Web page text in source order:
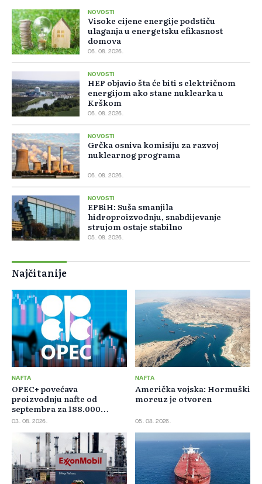
NOVOSTI
Visoke cijene energije podstiču
ulaganja u energetsku efikasnost
domova
06. 08. 2026.
NOVOSTI
HEP objavio šta će biti s električnom
energijom ako stane nuklearka u
Krškom
06. 08. 2026.
NOVOSTI
Grčka osniva komisiju za razvoj
nuklearnog programa
06. 08. 2026.
NOVOSTI
EPBiH: Suša smanjila
hidroproizvodnju, snabdijevanje
strujom ostaje stabilno
05. 08. 2026.
Najčitanije
NAFTA
OPEC+ povećava
proizvodnju nafte od
septembra za 188.000
barela dnevno
03. 08. 2026.
NAFTA
Američka vojska: Hormuški
moreuz je otvoren
05. 08. 2026.